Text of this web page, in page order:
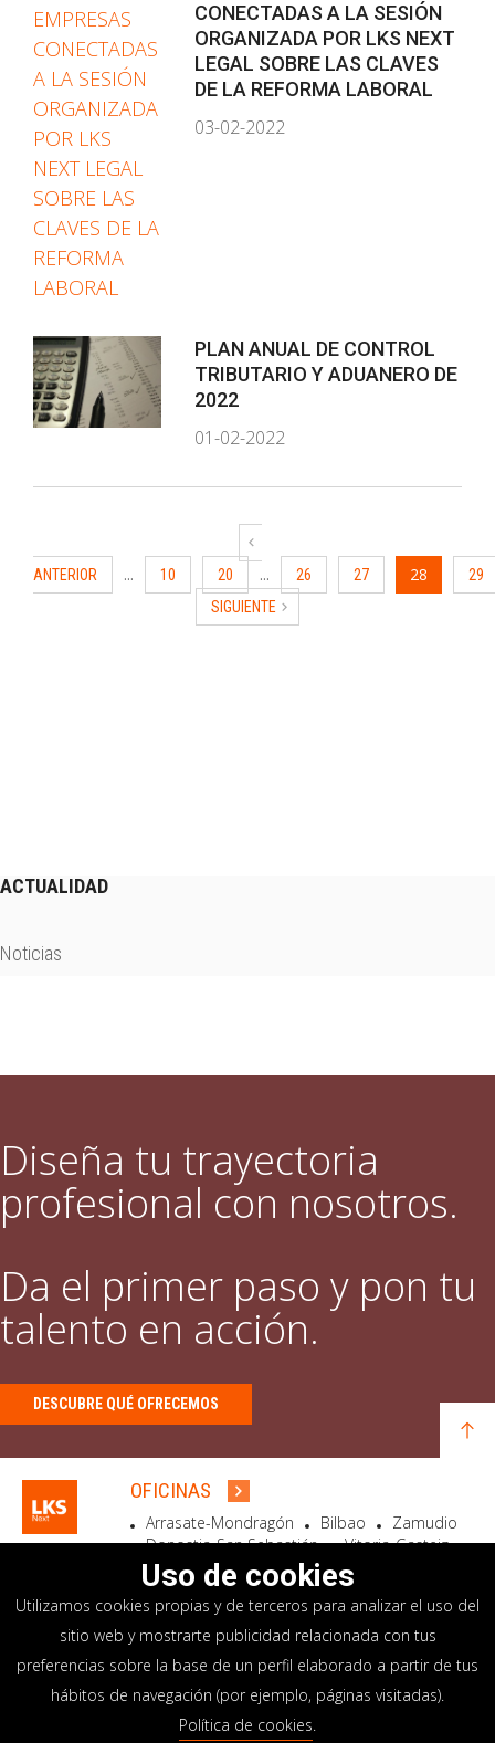
CONECTADAS A LA SESIÓN
ORGANIZADA POR LKS NEXT
LEGAL SOBRE LAS CLAVES
DE LA REFORMA LABORAL
03-02-2022
PLAN ANUAL DE CONTROL
TRIBUTARIO Y ADUANERO DE
2022
01-02-2022
ANTERIOR ... 10 20 ... 26 27 28
29
SIGUIENTE
ACTUALIDAD
Noticias
Diseña tu trayectoria
profesional con nosotros.
Da el primer paso y pon tu
talento en acción.
DESCUBRE QUÉ OFRECEMOS
OFICINAS
Arrasate-Mondragón Bilbao
Zamudio
Donostia-San Sebastián
Vitoria-Gasteiz
Madrid
El Astillero Bidart
SEDE SOCIAL
CP 20500 GIPUZKOA – SPAIN
info@lksnext.com
Uso de cookies
Utilizamos cookies propias y de terceros para analizar el uso del
sitio web y mostrarte publicidad relacionada con tus
preferencias sobre la base de un perfil elaborado a partir de tus
hábitos de navegación (por ejemplo, páginas visitadas).
Política de cookies.